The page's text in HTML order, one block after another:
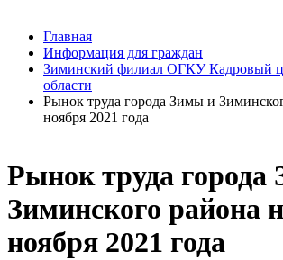
Рынок труда
Зиминского района
ноября 2021 года
Главная
Информация для граждан
Зиминский филиал ОГКУ Кадровый
области
Рынок труда города Зимы и
ноября 2021 года